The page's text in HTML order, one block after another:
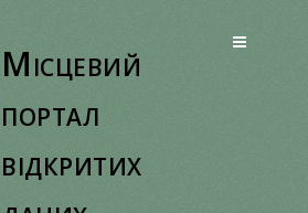
Місцевий
портал
відкритих